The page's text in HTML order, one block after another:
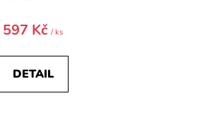
597 Kč/ ks
DETAIL